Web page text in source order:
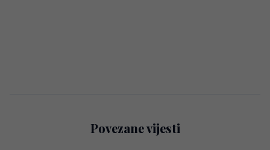
Povezane vijesti